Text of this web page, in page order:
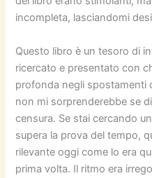
incompleta, lasciandomi
Questo libro è un tesoro di
ricercato e presentato con
profonda negli spostamenti
non mi sorprenderebbe se
censura. Se stai cercando
supera la prova del tempo,
rilevante oggi come lo era
prima volta. Il ritmo era